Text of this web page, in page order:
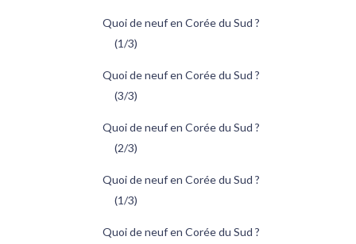
Quoi de neuf en Corée du Sud ?
(1/3)
Quoi de neuf en Corée du Sud ?
(3/3)
Quoi de neuf en Corée du Sud ?
(2/3)
Quoi de neuf en Corée du Sud ?
(1/3)
Quoi de neuf en Corée du Sud ?